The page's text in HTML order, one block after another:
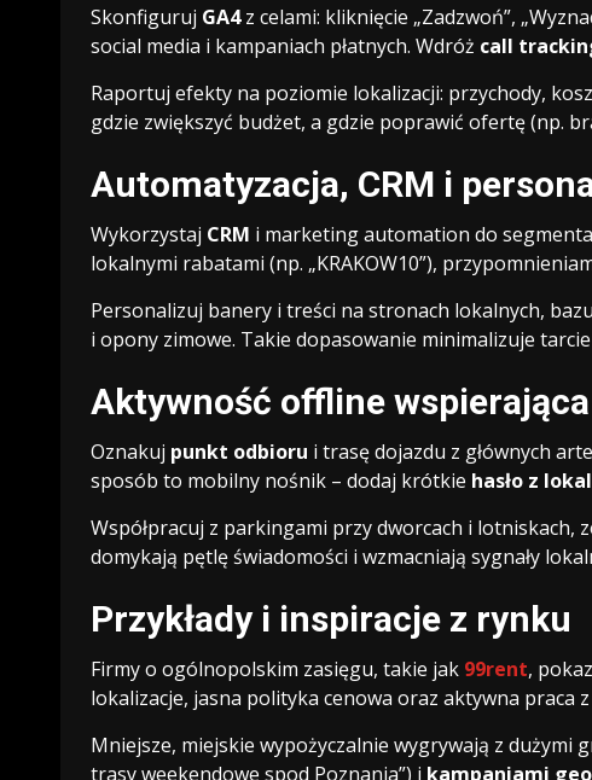
Skonfiguruj GA4z celami: kliknięcie „Zadzwoń”,
social media i kampaniach płatnych. Wdróż call
Raportuj efekty na poziomie lokalizacji: przychody,
gdzie zwiększyć budżet, a gdzie poprawić ofertę (np.
Automatyzacja, CRM i
Wykorzystaj CRM i marketing automation do
lokalnymi rabatami (np. „KRAKOW10”),
Personalizuj banery i treści na stronach lokalnych,
i opony zimowe. Takie dopasowanie minimalizuje
Aktywność offline
Oznakuj punkt odbioru i trasę dojazdu z głównych
sposób to mobilny nośnik – dodaj krótkie hasło z
Współpracuj z parkingami przy dworcach i lotniskach,
domykają pętlę świadomości i wzmacniają sygnały
Przykłady i inspiracje z rynku
Firmy o ogólnopolskim zasięgu, takie jak 99rent,
lokalizacje, jasna polityka cenowa oraz aktywna praca
Mniejsze, miejskie wypożyczalnie wygrywają z dużymi
trasy weekendowe spod Poznania”) i kampaniami